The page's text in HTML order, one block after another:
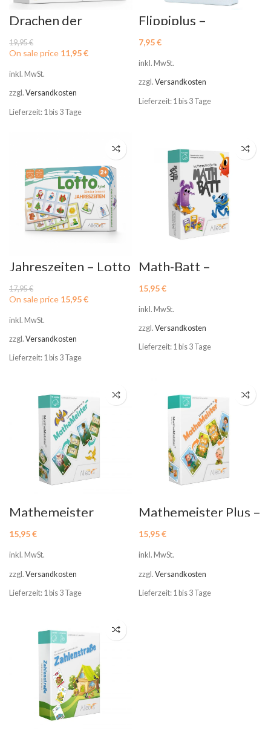
Drachen der
Elemente – Memo
Spiel
19,95€
On sale price 11,95€
inkl. MwSt.
zzgl. Versandkosten
Lieferzeit: 1 bis 3 Tage
Flippiplus –
Lernspiel zum
Rechnen bis 100 &
1×1
7,95€
inkl. MwSt.
zzgl. Versandkosten
Lieferzeit: 1 bis 3 Tage
Jahreszeiten – Lotto
Spiel für Kinder
17,95€
On sale price 15,95€
inkl. MwSt.
zzgl. Versandkosten
Lieferzeit: 1 bis 3 Tage
Math-Batt –
Einmaleins Spiel
15,95€
inkl. MwSt.
zzgl. Versandkosten
Lieferzeit: 1 bis 3 Tage
Mathemeister
Minus- Lernspiel
Subtraktion
15,95€
inkl. MwSt.
zzgl. Versandkosten
Lieferzeit: 1 bis 3 Tage
Mathemeister Plus –
Lernspiel Addition
15,95€
inkl. MwSt.
zzgl. Versandkosten
Lieferzeit: 1 bis 3 Tage